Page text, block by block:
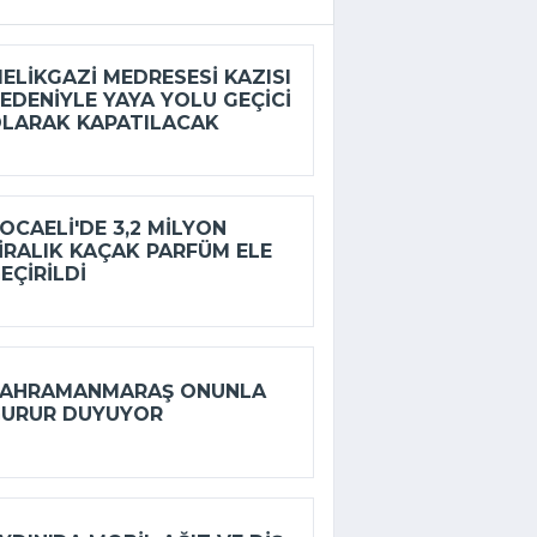
MEDRESESI KAZISI
YAYA YOLU GEÇICI
KAPATILACAK
3,2 MILYON
KAÇAK PARFÜM ELE
ONUNLA
DUYUYOR